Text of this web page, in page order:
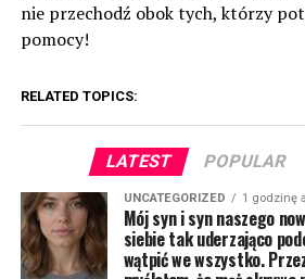
nie przechodź obok tych, którzy
pomocy!
RELATED TOPICS:
LATEST POPULAR
UNCATEGORIZED 1 godzinę
Mój syn i syn naszego
siebie tak uderzająco
wątpić we wszystko.